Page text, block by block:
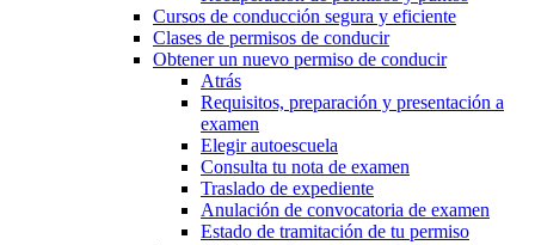
Cursos de conducción segura y eficiente
Clases de permisos de conducir
Obtener un nuevo permiso de conducir
Atrás
Requisitos, preparación y presentación a
examen
Elegir autoescuela
Consulta tu nota de examen
Traslado de expediente
Anulación de convocatoria de examen
Estado de tramitación de tu permiso